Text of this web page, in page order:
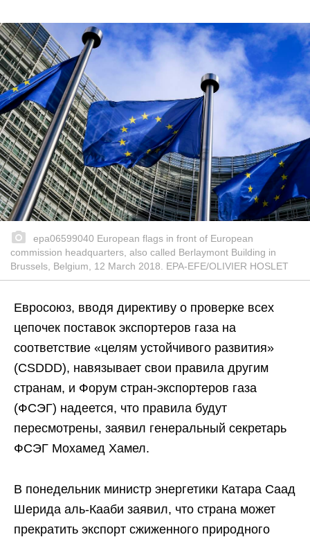
epa06599040 European flags in front of European
commission headquarters, also called Berlaymont Building in
Brussels, Belgium, 12 March 2018. EPA-EFE/OLIVIER HOSLET
Евросоюз, вводя директиву о проверке всех
цепочек поставок экспортеров газа на
соответствие «целям устойчивого развития»
(CSDDD), навязывает свои правила другим
странам, и Форум стран-экспортеров газа
(ФСЭГ) надеется, что правила будут
пересмотрены, заявил генеральный секретарь
ФСЭГ Мохамед Хамел.
В понедельник министр энергетики Катара Саад
Шерида аль-Кааби заявил, что страна может
прекратить экспорт сжиженного природного